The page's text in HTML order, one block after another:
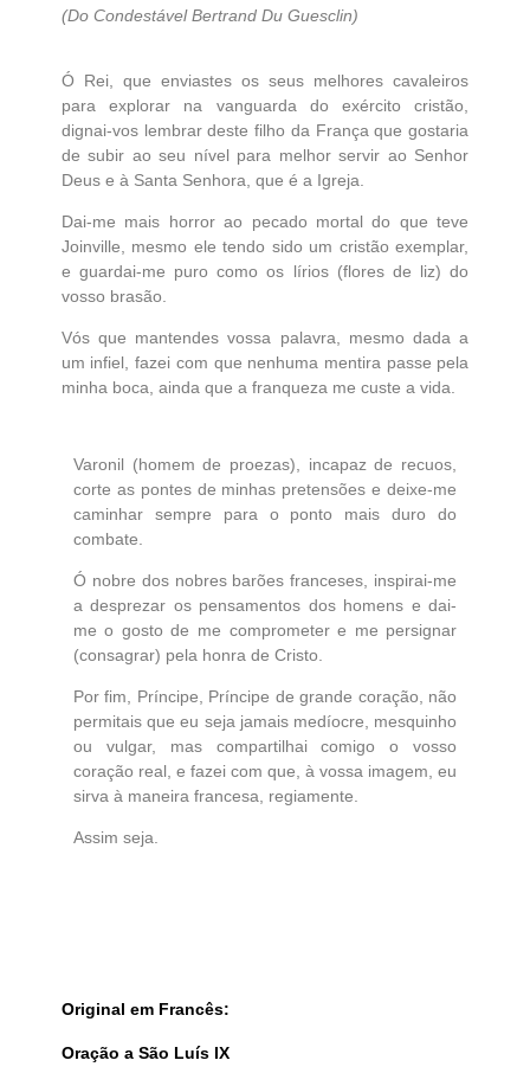
(Do Condestável Bertrand Du Guesclin)
Ó Rei, que enviastes os seus melhores cavaleiros
para explorar na vanguarda do exército cristão,
dignai-vos lembrar deste filho da França que gostaria
de subir ao seu nível para melhor servir ao Senhor
Deus e à Santa Senhora, que é a Igreja.
Dai-me mais horror ao pecado mortal do que teve
Joinville, mesmo ele tendo sido um cristão exemplar,
e guardai-me puro como os lírios (flores de liz) do
vosso brasão.
Vós que mantendes vossa palavra, mesmo dada a
um infiel, fazei com que nenhuma mentira passe pela
minha boca, ainda que a franqueza me custe a vida.
Varonil (homem de proezas), incapaz de recuos,
corte as pontes de minhas pretensões e deixe-me
caminhar sempre para o ponto mais duro do
combate.
Ó nobre dos nobres barões franceses, inspirai-me
a desprezar os pensamentos dos homens e dai-
me o gosto de me comprometer e me persignar
(consagrar) pela honra de Cristo.
Por fim, Príncipe, Príncipe de grande coração, não
permitais que eu seja jamais medíocre, mesquinho
ou vulgar, mas compartilhai comigo o vosso
coração real, e fazei com que, à vossa imagem, eu
sirva à maneira francesa, regiamente.
Assim seja.
Original em Francês:
Oração a São Luís IX